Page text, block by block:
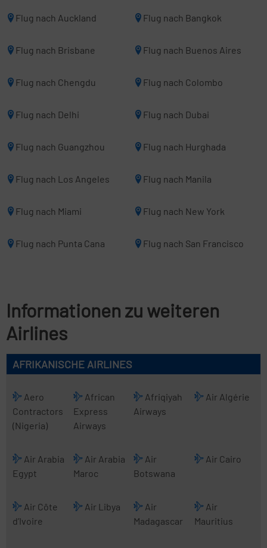
Flug nach Auckland Flug nach Bangkok
Flug nach Brisbane Flug nach Buenos Aires
Flug nach Chengdu Flug nach Colombo
Flug nach Delhi Flug nach Dubai
Flug nach Guangzhou Flug nach Hurghada
Flug nach Los Angeles Flug nach Manila
Flug nach Miami Flug nach New York
Flug nach Punta Cana Flug nach San Francisco
Informationen zu weiteren
Airlines
AFRIKANISCHE AIRLINES
Aero
Contractors
(Nigeria)
African
Express
Airways
Afriqiyah
Airways
Air Algérie
Air Arabia
Egypt
Air Arabia
Maroc
Air
Botswana
Air Cairo
Air Côte
d’Ivoire
Air Libya
Air
Madagascar
Air
Mauritius